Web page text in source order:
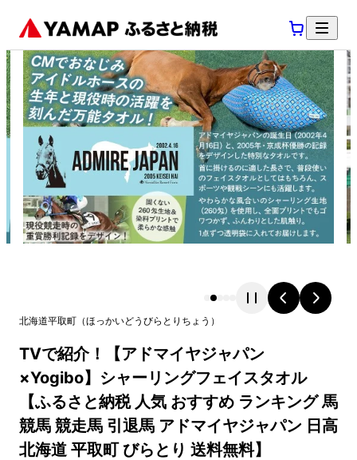
北海道平取町 （ほっかいどう びらとりちょう ）
TVで紹介！【アドマイヤジャパン
×Yogibo】シャーリングフェイスタオル
【ふるさと納税 人気 おすすめ ランキング 馬
競馬 競走馬 引退馬 アドマイヤジャパン 日高
北海道 平取町 びらとり 送料無料】